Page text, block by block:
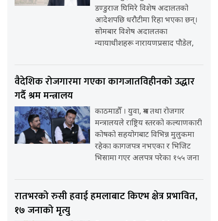
डण्डुराज घिमिरे विशेष अदालतको
आदेशपछि धरौटीमा रिहा भएका छन्।
सोमबार विशेष अदालतका
न्यायाधीशहरू नारायणप्रसाद पौडेल,
वैदेशिक रोजगारमा गएका कागजातविहीनको उद्धार
गर्दै श्रम मन्त्रालय
काठमाडौँ । युवा, श्रम तथा रोजगार
मन्त्रालयले राष्ट्रिय स्तरको कल्याणकारी
कोषको सहयोगबाट विभिन्न मुलुकमा
रहेका कागजपत्र नभएका र भिजिट
भिसामा गएर अलपत्र परेका १५५ जना
रातभरको रुसी हवाई हमलाबाट किएभ क्षेत्र प्रभावित,
१७ जनाको मृत्यु